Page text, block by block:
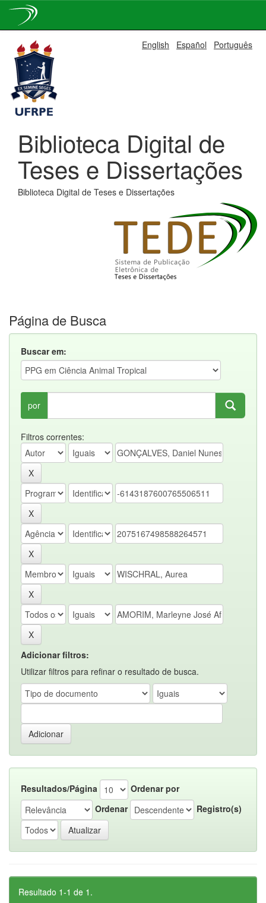
navigation
English Español Português
Biblioteca Digital de
Teses e Dissertações
Biblioteca Digital de Teses e Dissertações
Página de Busca
Buscar em:
por
Filtros correntes:
Adicionar filtros:
Utilizar filtros para refinar o resultado de busca.
Resultados/Página
Ordenar por
Ordenar
Registro(s)
Resultado 1-1 de 1.